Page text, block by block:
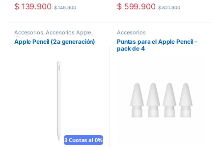
$139.900 $149.900 $599.900 $821.900
Accesorios,Accesorios Apple,
iPad
Apple Pencil (2a generación)
3 Cuotas al 0%
Accesorios
Puntas para el Apple Pencil –
pack de 4